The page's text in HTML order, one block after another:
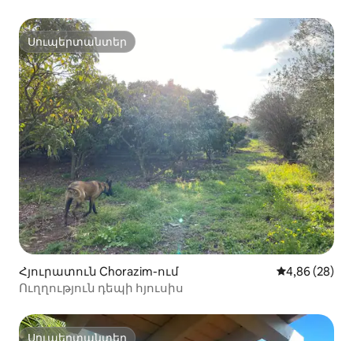
Սուպերտանտեր
Սուպերտանտեր
Հյուրատուն Chorazim-ում Միջին
4,86 (28)
Ուղղություն դեպի հյուսիս
Սուպերտանտեր